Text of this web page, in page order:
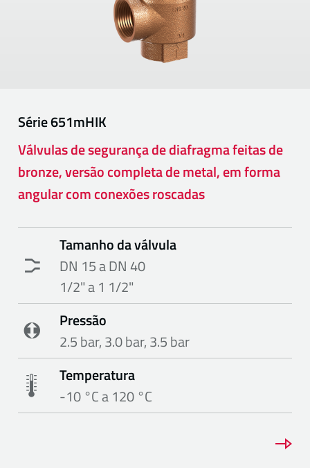
Série651mHIK
Válvulas de segurança de diafragma feitas de
bronze, versão completa de metal, em forma
angular com conexões roscadas
Tamanho da válvula
DN 15 a DN 40
1/2" a 1 1/2"
Pressão
2.5 bar, 3.0 bar, 3.5 bar
Temperatura
-10 °C a 120 °C